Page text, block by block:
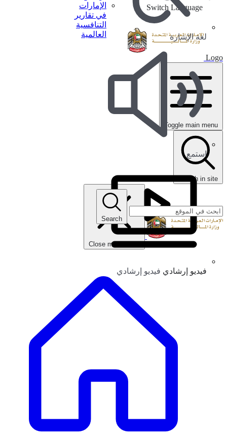
الإمارات
في تقارير
التنافسية
العالمية
لغة الإشارة
استمع
فيديو إرشادي فيديو إرشادي
Switch Language
Logo
Toggle main menu
search in site
Close main menu
Search